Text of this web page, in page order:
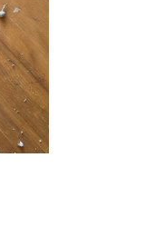
y delicados,
cualquier rincón de